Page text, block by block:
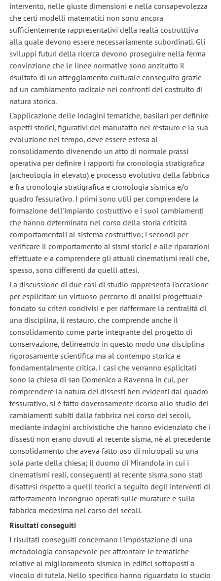
intervento, nelle giuste dimensioni e nella consapevolezza
che certi modelli matematici non sono ancora
sufficientemente rappresentativi della realtà costrutttiva
alla quale devono essere necessariamente subordinati. Gli
sviluppi futuri della ricerca devono proseguire nella ferma
convinzione che le linee normative sono anzitutto il
risultato di un atteggiamento culturale conseguito grazie
ad un cambiamento radicale nei confronti del costruito di
natura storica.
L'applicazione delle indagini tematiche, basilari per definire
aspetti storici, figurativi del manufatto nel restauro e la sua
evoluzione nel tempo, deve essere estesa al
consolidamento divenendo un atto di normale prassi
operativa per definire i rapporti fra cronologia stratigrafica
(archeologia in elevato) e processo evolutivo della fabbrica
e fra cronologia stratigrafica e cronologia sismica e/o
quadro fessurativo. I primi sono utili per comprendere la
formazione dell'impianto costruttivo e i suoi cambiamenti
che hanno determinato nel corso della storia criticità
comportamentali al sistema costruttivo; i secondi per
verificare il comportamento ai sismi storici e alle riparazioni
effettuate e a comprendere gli attuali cinematismi reali che,
spesso, sono differenti da quelli attesi.
La discussione di due casi di studio rappresenta l'occasione
per esplicitare un virtuoso percorso di analisi progettuale
fondato su criteri condivisi e per riaffermare la centralità di
una disciplina, il restauro, che comprende anche il
consolidamento come parte integrante del progetto di
conservazione, delineando in questo modo una disciplina
rigorosamente scientifica ma al contempo storica e
fondamentalmente critica. I casi che verranno esplicitati
sono la chiesa di san Domenico a Ravenna in cui, per
comprendere la natura dei dissesti ben evidenti dal quadro
fessurativo, si è fatto doverosamente ricorso allo studio dei
cambiamenti subiti dalla fabbrica nel corso dei secoli,
mediante indagini archivistiche che hanno evidenziato che i
dissesti non erano dovuti al recente sisma, nè al precedente
consolidamento che aveva fatto uso di micropali su una
sola parte della chiesa; il duomo di Mirandola in cui i
cinematismi reali, conseguenti al recente sisma sono stati
disattesi rispetto a quelli teorici a seguito degli interventi di
rafforzamento incongruo operati sulle murature e sulla
fabbrica medesima nel corso dei secoli.
Risultati conseguiti
I risultati conseguiti concernano l'impostazione di una
metodologia consapevole per affrontare le tematiche
relative al miglioramento sismico in edifici sottoposti a
vincolo di tutela. Nello specifico hanno riguardato lo studio